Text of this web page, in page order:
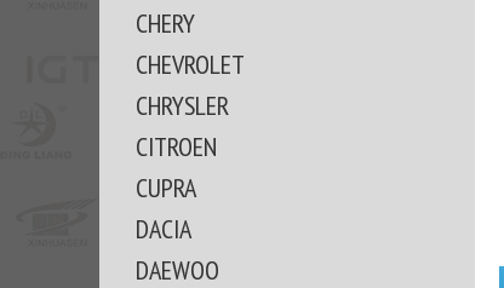
CHERY
CHEVROLET
CHRYSLER
CITROEN
CUPRA
DACIA
DAEWOO